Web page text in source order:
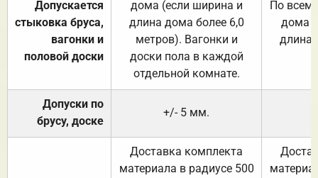
Допускается
стыковка бруса,
вагонки и
половой доски
дома (если ширина и
длина дома более 6,0
метров). Вагонки и
доски пола в каждой
отдельной комнате.
По
дома
длина
Допуски по
брусу, доске
+/- 5 мм.
Доставка комплекта
материала в радиусе 500